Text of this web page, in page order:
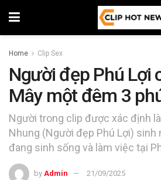
Home Clip Sex
Người đẹp Phú Lợi
Mây một đêm 3
Người trong clip được xác định
Nhung (Người đẹp Phú Lợi) sinh
đang sinh sống và làm việc tại
by Admin 21/09/2025